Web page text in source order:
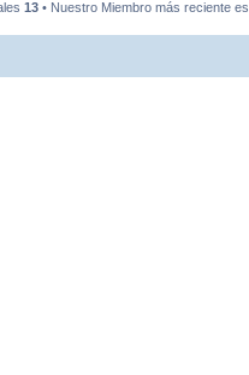
13 • Nuestro Miembro más reciente es